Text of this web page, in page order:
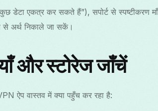
डेटा एकत्र कर सकते हैं”), सपोर्ट से स्पष्टीकरण
से अर्थ निकाले जा सकें।
और स्टोरेज जाँचें
ऐप वास्तव में क्या पहुँच कर रहा है: